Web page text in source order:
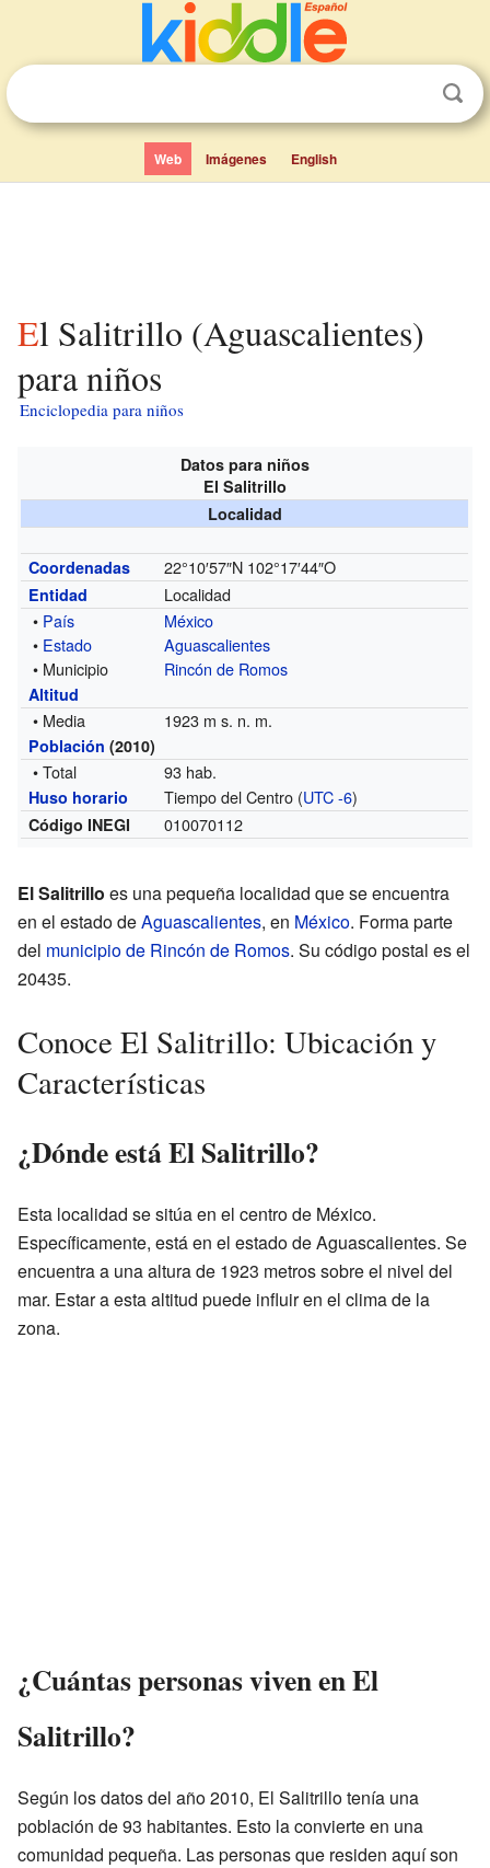
Web Imágenes English
El Salitrillo (Aguascalientes)
para niños
Enciclopedia para niños
Datos para niños
El Salitrillo
Localidad
Coordenadas 22°10′57″N 102°17′44″O
Entidad
Localidad
• País
México
• Estado
Aguascalientes
• Municipio
Rincón de Romos
Altitud
• Media 1923 m s. n. m.
Población (2010)
• Total 93 hab.
Huso horario Tiempo del Centro (UTC -6)
Código INEGI 010070112
El Salitrillo es una pequeña localidad que se encuentra
en el estado deAguascalientes, en México. Forma parte
del municipio de Rincón de Romos. Su código postal es el
20435.
Conoce El Salitrillo: Ubicación y
Características
¿Dónde está El Salitrillo?
Esta localidad se sitúa en el centro de México.
Específicamente, está en el estado de Aguascalientes. Se
encuentra a una altura de 1923 metros sobre el nivel del
mar. Estar a esta altitud puede influir en el clima de la
zona.
¿Cuántas personas viven en El
Salitrillo?
Según los datos del año 2010, El Salitrillo tenía una
población de 93 habitantes. Esto la convierte en una
comunidad pequeña. Las personas que residen aquí son